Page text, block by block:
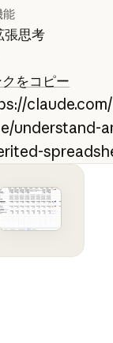
能
張思考
クをコピー
understand-